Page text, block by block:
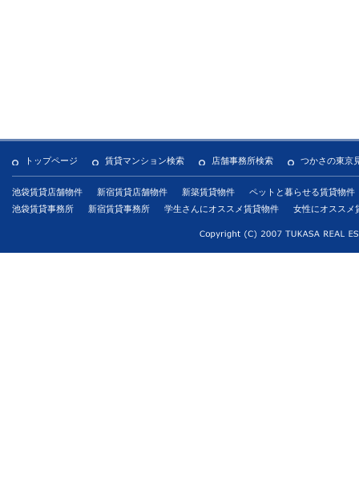
トップページ 賃貸マンション検索 店舗事務所検索 つかさの東京
池袋賃貸店舗物件 新宿賃貸店舗物件 新築賃貸物件
ペットと暮らせる賃貸物件
池袋賃貸事務所
新宿賃貸事務所 学生さんにオススメ賃貸物件 女性にオススメ